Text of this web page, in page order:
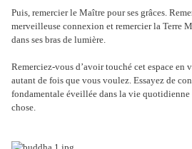
Puis, remercier le Maître pour ses grâces.
merveilleuse connexion et remercier la Terre
dans ses bras de lumière.
Remerciez-vous d’avoir touché cet espace en
autant de fois que vous voulez. Essayez de
fondamentale éveillée dans la vie quotidienne
chose.